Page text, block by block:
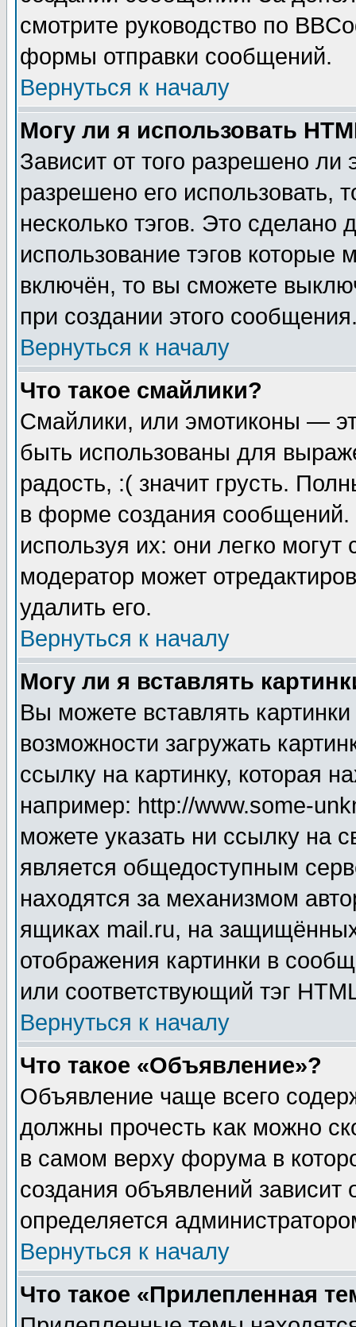
смотрите руководство по
формы отправки сообщений.
Вернуться к началу
Могу ли я использовать
Зависит от того разрешено
разрешено его использовать,
несколько тэгов. Это сделано
использование тэгов
включён, то вы сможете
при создании этого
Вернуться к началу
Что такое смайлики?
Смайлики, или эмотиконы —
быть использованы для
радость, :( значит грусть.
в форме создания сообщений.
используя их: они легко
модератор может
удалить его.
Вернуться к началу
Могу ли я вставлять
Вы можете вставлять
возможности загружать
ссылку на картинку, которая
например: http://www.some-
можете указать ни ссылку на
является общедоступным
находятся за механизмом
ящиках mail.ru, на
отображения картинки в
или соответствующий тэг
Вернуться к началу
Что такое «Объявление»?
Объявление чаще всего
должны прочесть как можно
в самом верху форума в
создания объявлений зависит
определяется
Вернуться к началу
Что такое «Прилепленная